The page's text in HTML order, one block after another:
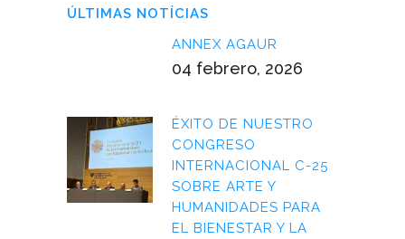
ÚLTIMAS NOTÍCIAS
ANNEX AGAUR
04 febrero, 2026
ÉXITO DE NUESTRO
CONGRESO
INTERNACIONAL C-25
SOBRE ARTE Y
HUMANIDADES PARA
EL BIENESTAR Y LA